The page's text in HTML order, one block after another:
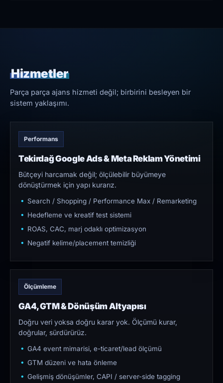
Hizmetler
Parça parça ajans hizmeti değil; birbirini besleyen bir
sistem yaklaşımı.
Performans
Tekirdağ Google Ads & Meta Reklam Yönetimi
Bütçeyi harcamak değil; ölçülebilir büyümeye
dönüştürmek için yapı kurarız.
Search / Shopping / Performance Max / Remarketing
Hedefleme ve kreatif test sistemi
ROAS, CAC, marj odaklı optimizasyon
Negatif kelime/placement temizliği
Ölçümleme
GA4, GTM & Dönüşüm Altyapısı
Doğru veri yoksa doğru karar yok. Ölçümü kurar,
doğrular, sürdürürüz.
GA4 event mimarisi, e-ticaret/lead ölçümü
GTM düzeni ve hata önleme
Gelişmiş dönüşümler, CAPI / server-side tagging